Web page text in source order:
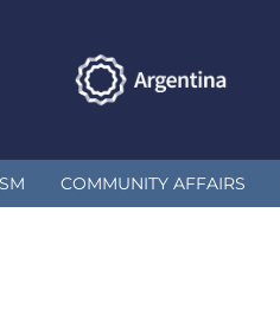
COMMUNITY AFFAIRS